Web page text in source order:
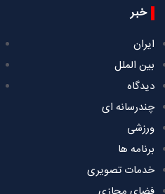
خبر
ایران
بین الملل
دیدگاه
چندرسانه ای
ورزشی
برنامه ها
خدمات تصویری